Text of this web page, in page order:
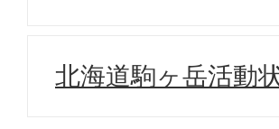
北海道駒ヶ岳活動